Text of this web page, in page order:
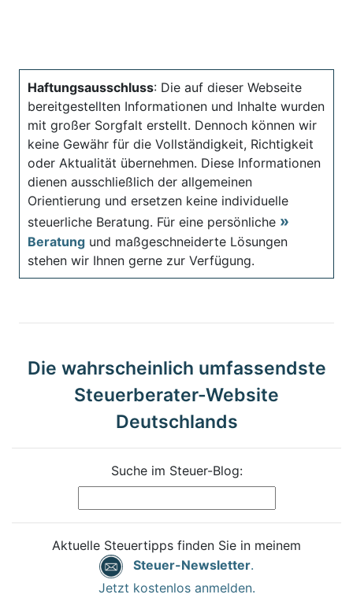
Haftungsausschluss: Die auf dieser Webseite
bereitgestellten Informationen und Inhalte wurden
mit großer Sorgfalt erstellt. Dennoch können wir
keine Gewähr für die Vollständigkeit, Richtigkeit
oder Aktualität übernehmen. Diese Informationen
dienen ausschließlich der allgemeinen
Orientierung und ersetzen keine individuelle
steuerliche Beratung. Für eine persönliche
Beratung und maßgeschneiderte Lösungen
stehen wir Ihnen gerne zur Verfügung.
Die wahrscheinlich umfassendste
Steuerberater-Website
Deutschlands
Suche im Steuer-Blog:
Aktuelle Steuertipps finden Sie in meinem
Steuer-Newsletter.
Jetzt kostenlos anmelden.